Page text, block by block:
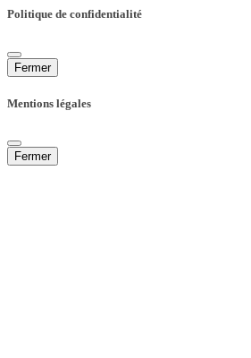
Politique de confidentialité
Fermer
Mentions légales
Fermer